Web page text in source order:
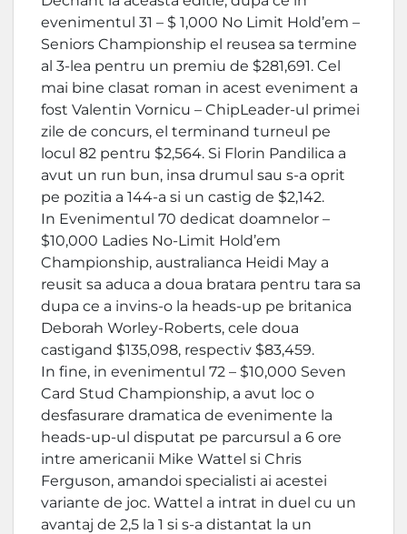
evenimentul 31 – $ 1,000 No Limit Hold’em –
Seniors Championship el reusea sa termine
al 3-lea pentru un premiu de $281,691. Cel
mai bine clasat roman in acest eveniment a
fost Valentin Vornicu – ChipLeader-ul primei
zile de concurs, el terminand turneul pe
locul 82 pentru $2,564. Si Florin Pandilica a
avut un run bun, insa drumul sau s-a oprit
pe pozitia a 144-a si un castig de $2,142.
In Evenimentul 70 dedicat doamnelor –
$10,000 Ladies No-Limit Hold’em
Championship, australianca Heidi May a
reusit sa aduca a doua bratara pentru tara sa
dupa ce a invins-o la heads-up pe britanica
Deborah Worley-Roberts, cele doua
castigand $135,098, respectiv $83,459.
In fine, in evenimentul 72 – $10,000 Seven
Card Stud Championship, a avut loc o
desfasurare dramatica de evenimente la
heads-up-ul disputat pe parcursul a 6 ore
intre americanii Mike Wattel si Chris
Ferguson, amandoi specialisti ai acestei
variante de joc. Wattel a intrat in duel cu un
avantaj de 2,5 la 1 si s-a distantat la un